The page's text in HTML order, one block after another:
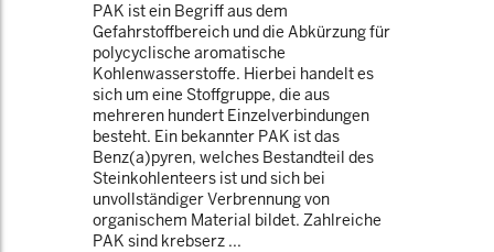
PAK ist ein Begriff aus dem
Gefahrstoffbereich und die Abkürzung für
polycyclische aromatische
Kohlenwasserstoffe. Hierbei handelt es
sich um eine Stoffgruppe, die aus
mehreren hundert Einzelverbindungen
besteht. Ein bekannter PAK ist das
Benz(a)pyren, welches Bestandteil des
Steinkohlenteers ist und sich bei
unvollständiger Verbrennung von
organischem Material bildet. Zahlreiche
PAK sind krebserz ...